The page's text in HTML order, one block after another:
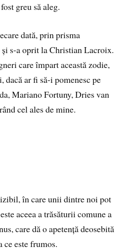
greu să aleg.
dată, prin prisma
s-a oprit la Christian Lacroix.
care împart această zodie,
ar fi să-i pomenesc pe
Mariano Fortuny, Dries van
cel ales de mine.
în care unii dintre noi pot
aceea a trăsăturii comune a
care dă o apetență deosebită
este frumos.